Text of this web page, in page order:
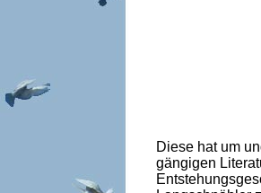
Diese hat um
gängigen